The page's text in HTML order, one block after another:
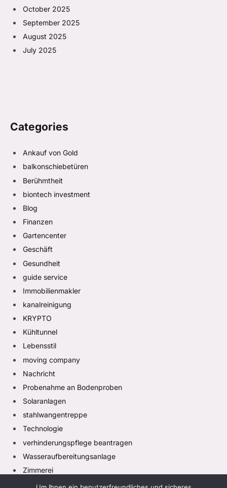
October 2025
September 2025
August 2025
July 2025
Categories
Ankauf von Gold
balkonschiebetüren
Berühmtheit
biontech investment
Blog
Finanzen
Gartencenter
Geschäft
Gesundheit
guide service
Immobilienmakler
kanalreinigung
KRYPTO
Kühltunnel
Lebensstil
moving company
Nachricht
Probenahme an Bodenproben
Solaranlagen
stahlwangentreppe
Technologie
verhinderungspflege beantragen
Wasseraufbereitungsanlage
Zimmerei